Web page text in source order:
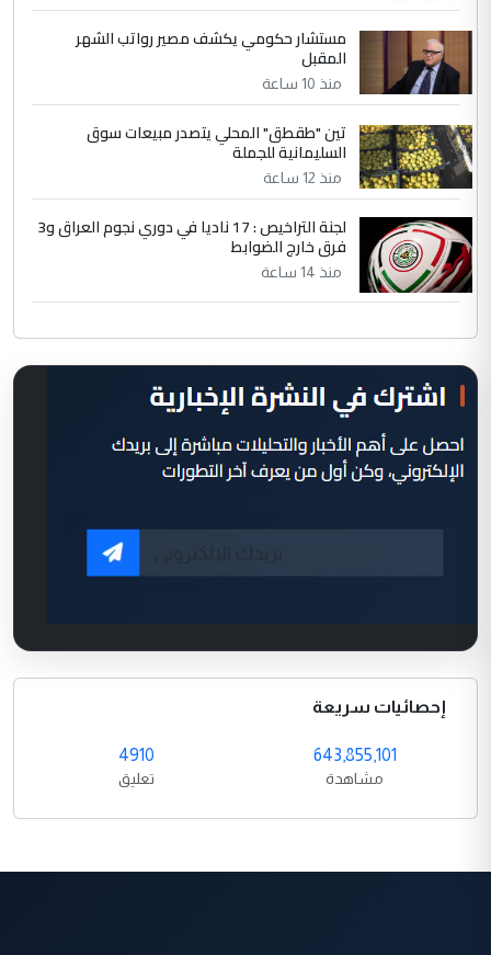
مستشار حكومي يكشف مصير رواتب الشهر
المقبل
منذ 10 ساعة
تين "طقطق" المحلي يتصدر مبيعات سوق
السليمانية للجملة
منذ 12 ساعة
لجنة التراخيص : 17 ناديا في دوري نجوم العراق و3
فرق خارج الضوابط
منذ 14 ساعة
إحصائيات سريعة
643,855,101
مشاهدة
4910
تعليق